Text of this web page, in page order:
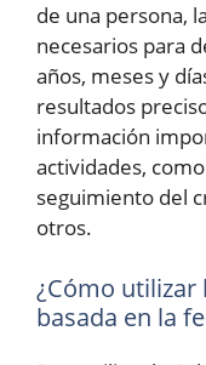
de una persona,
necesarios para
años, meses y
resultados
información
actividades,
seguimiento del
otros.
¿Cómo utilizar
basada en la